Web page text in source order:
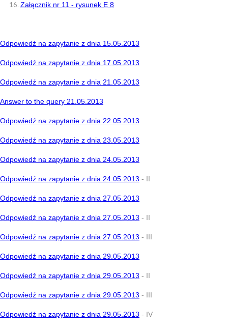
Załącznik nr 11 - rysunek E 8
Odpowiedź na zapytanie z dnia 15.05.2013
Odpowiedź na zapytanie z dnia 17.05.2013
Odpowiedź na zapytanie z dnia 21.05.2013
Answer to the query 21.05.2013
Odpowiedź na zapytanie z dnia 22.05.2013
Odpowiedź na zapytanie z dnia 23.05.2013
Odpowiedź na zapytanie z dnia 24.05.2013
Odpowiedź na zapytanie z dnia 24.05.2013 - II
Odpowiedź na zapytanie z dnia 27.05.2013
Odpowiedź na zapytanie z dnia 27.05.2013 - II
Odpowiedź na zapytanie z dnia 27.05.2013 - III
Odpowiedź na zapytanie z dnia 29.05.2013
Odpowiedź na zapytanie z dnia 29.05.2013 - II
Odpowiedź na zapytanie z dnia 29.05.2013 - III
Odpowiedź na zapytanie z dnia 29.05.2013 - IV